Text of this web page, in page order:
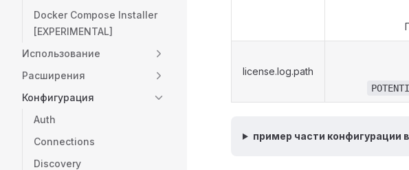
Docker Compose Installer
[EXPERIMENTAL]
Использование
Расширения
Конфигурация
Auth
Connections
Discovery
license.log.path
пример части конфигурации